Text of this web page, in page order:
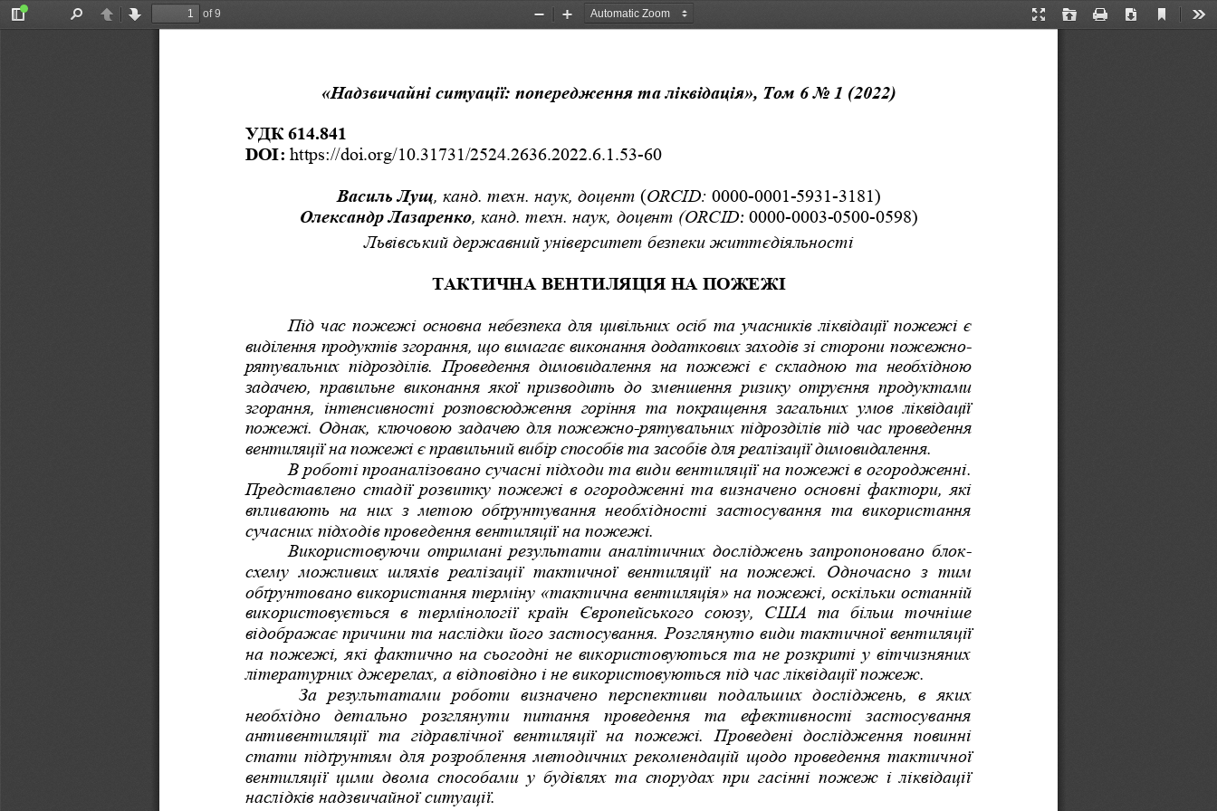
Toggle
PreviousNext
of 9
Presentation
Open Print Download
Current
Zoom
Zoom
«Надзвичайні ситуації: попередження та ліквідація», Том 6 No 1 (2022)
УДК 614.841
DOI: https://doi.org/10.31731/2524.2636.2022.6.1.53-60
Василь Лущ, канд. техн. наук, доцент (ORCID: 0000-0001-5931-3181)
Олександр Лазаренко, канд. техн. наук, доцент (ORCID: 0000-0003-0500-0598)
Львівський державний університет безпеки життєдіяльності
ТАКТИЧНА ВЕНТИЛЯЦІЯ НА ПОЖЕЖІ
Під час пожежі основна небезпека для цивільних осіб та учасників ліквідації пожежі є
виділення продуктів згорання, що вимагає виконання додаткових заходів зі сторони пожежно-
рятувальних підрозділів. Проведення димовидалення на пожежі є складною та необхідною
задачею, правильне виконання якої призводить до зменшення ризику отруєння продуктами
згорання, інтенсивності розповсюдження горіння та покращення загальних умов ліквідації
пожежі. Однак, ключовою задачею для пожежно-рятувальних підрозділів під час проведення
вентиляції на пожежі є правильний вибір способів та засобів для реалізації димовидалення.
В роботі проаналізовано сучасні підходи та види вентиляції на пожежі в огородженні.
Представлено стадії розвитку пожежі в огородженні та визначено основні фактори, які
впливають на них з метою обґрунтування необхідності застосування та використання
сучасних підходів проведення вентиляції на пожежі.
Використовуючи отримані результати аналітичних досліджень запропоновано блок-
схему можливих шляхів  реалізації  тактичної  вентиляції  на пожежі. Одночасно з  тим
обґрунтовано використання терміну «тактична вентиляція» на пожежі, оскільки останній
використовується   в   термінології   країн   Європейського   союзу,   США   та   більш   точніше
відображає причини та наслідки його застосування. Розглянуто види тактичної вентиляції
на пожежі, які фактично на сьогодні не використовуються та не розкриті у вітчизняних
літературних джерелах, а відповідно і не використовуються під час ліквідації пожеж.
За   результатами   роботи   визначено   перспективи   подальших   досліджень,   в   яких
необхідно   детально   розглянути   питання   проведення   та   ефективності   застосування
антивентиляції   та   гідравлічної   вентиляції   на   пожежі.   Проведені   дослідження   повинні
стати підґрунтям для розроблення методичних рекомендацій щодо проведення тактичної
вентиляції цими двома способами у будівлях та спорудах при гасінні пожеж і ліквідації
наслідків надзвичайної ситуації.